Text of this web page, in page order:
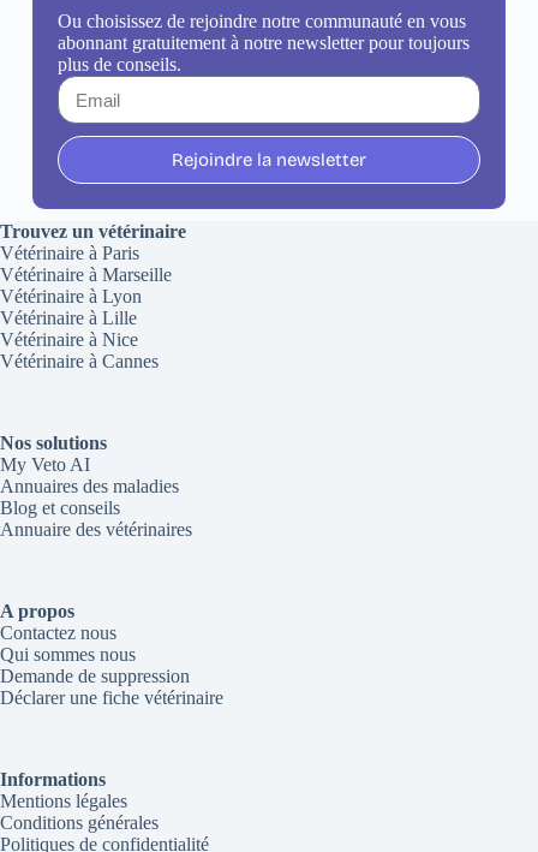
Ou choisissez de rejoindre notre communauté en vous
abonnant gratuitement à notre newsletter pour toujours
plus de conseils.
Rejoindre la newsletter
Trouvez un vétérinaire
Vétérinaire à Paris
Vétérinaire à Marseille
Vétérinaire à Lyon
Vétérinaire à Lille
Vétérinaire à Nice
Vétérinaire à Cannes
Nos solutions
My Veto AI
Annuaires des maladies
Blog et conseils
Annuaire des vétérinaires
A propos
Contactez nous
Qui sommes nous
Demande de suppression
Déclarer une fiche vétérinaire
Informations
Mentions légales
Conditions générales
Politiques de confidentialité